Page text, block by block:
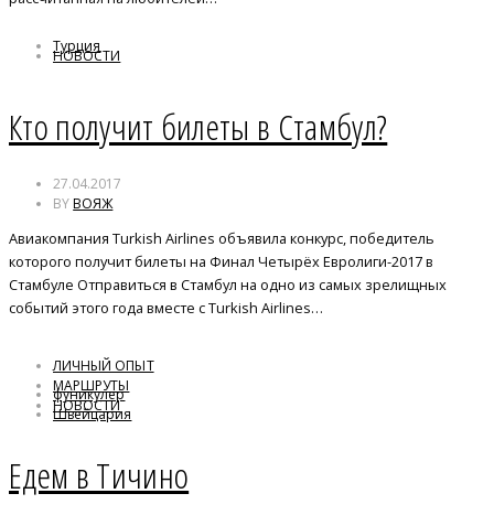
НОВОСТИ
Турция
Кто получит билеты в Стамбул?
27.04.2017
BYВОЯЖ
Авиакомпания Turkish Airlines объявила конкурс, победитель
которого получит билеты на Финал Четырёх Евролиги-2017 в
Стамбуле Отправиться в Стамбул на одно из самых зрелищных
событий этого года вместе с Turkish Airlines…
ЛИЧНЫЙ ОПЫТ
МАРШРУТЫ
НОВОСТИ
фуникулер
Швейцария
Едем в Тичино